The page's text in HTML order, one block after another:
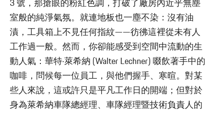
3 號，那搶眼的粉紅色調，打破了廠房內近乎無塵
室般的純淨氣氛。就連地板也一塵不染：沒有油
漬，工具箱上不見任何指紋——彷彿這裡從未有人
工作過一般。然而，你卻能感受到空間中流動的生
動人氣：華特·萊希納 (Walter Lechner) 啜飲著手中的
咖啡，問候每一位員工，與他們握手、寒暄。對某
些人來說，這或許只是平凡工作日的開端；但對於
身為萊希納車隊總經理、車隊經理暨技術負責人的